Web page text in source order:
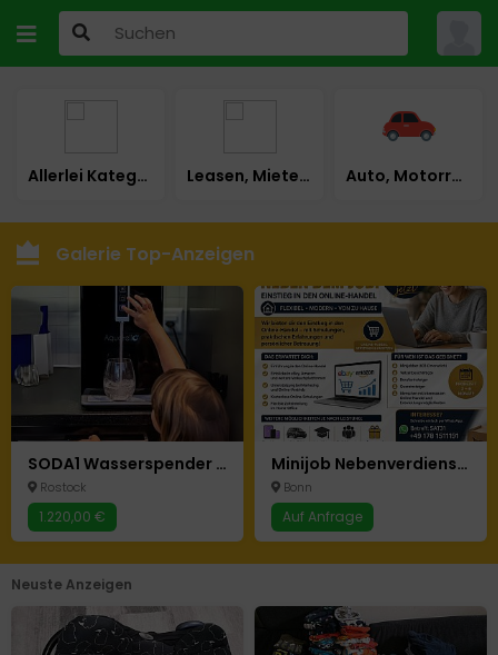
Allerlei Kategorie Leasen, Mieten, Mietkauf Auto, Motorrad & LKW
Galerie Top-Anzeigen
SODA1 Wasserspender – Heiß, Kalt & Sprudelnd mit Integriertem Filter & UV desinfektion
Rostock
1.220,00 €
Minijob Nebenverdienst Home-Office mit Perspektive (m/w/d)
Bonn
Auf Anfrage
Neuste Anzeigen